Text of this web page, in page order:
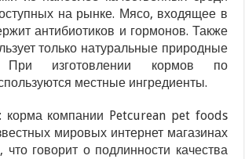
на рынке. Мясо, входящее в
антибиотиков и гормонов. Также
только натуральные природные
При изготовлении кормов по
местные ингредиенты.
корма компании Petcurean pet foods
мировых интернет магазинах
что говорит о подлинности качества